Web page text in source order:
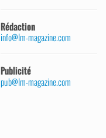
Rédaction
info@lm-magazine.com
Publicité
pub@lm-magazine.com